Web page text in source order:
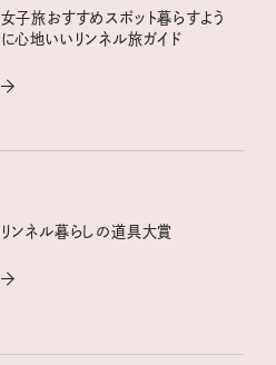
女子旅おすすめスポット暮らすよう
に心地いいリンネル旅ガイド
リンネル暮らしの道具大賞